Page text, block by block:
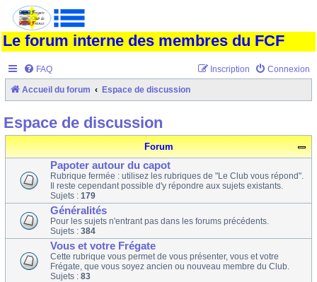
Le forum interne des membres du FCF
FAQ Connexion
Inscription
Accueil du forum Espace de discussion
Espace de discussion
Forum
Papoter autour du capot
Rubrique fermée : utilisez les rubriques de "Le Club vous répond".
Il reste cependant possible d'y répondre aux sujets existants.
Sujets : 179
Généralités
Pour les sujets n'entrant pas dans les forums précédents.
Sujets : 384
Vous et votre Frégate
Cette rubrique vous permet de vous présenter, vous et votre
Frégate, que vous soyez ancien ou nouveau membre du Club.
Sujets : 83